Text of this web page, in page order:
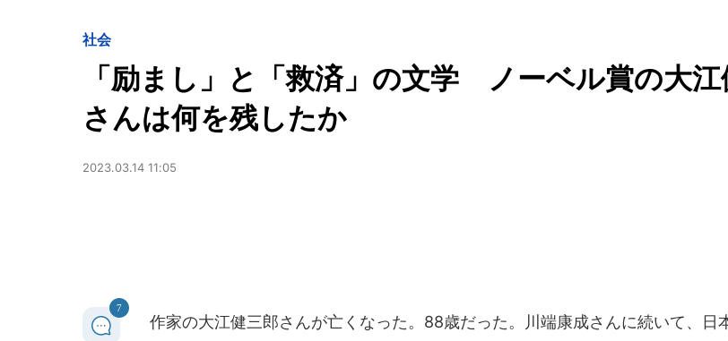
社会
「励まし」と「救済」の文学 ノーベル賞の大江
さんは何を残したか
2023.03.14 11:05
7
作家の大江健三郎さんが亡くなった。88歳だった。川端康成さんに続いて、日